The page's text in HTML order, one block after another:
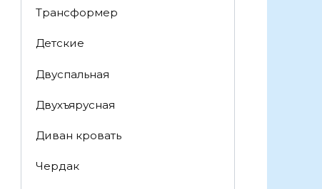
Трансформер
Детские
Двуспальная
Двухъярусная
Диван кровать
Чердак